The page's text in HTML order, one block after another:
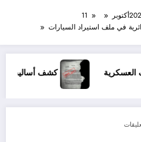
أكتوبر
11
في ملف استيراد السيارات
كشف أساليب المخابرات